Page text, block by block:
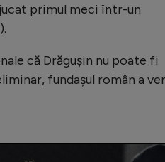
primul meci într-un
că Drăgușin nu poate fi
fundașul român a